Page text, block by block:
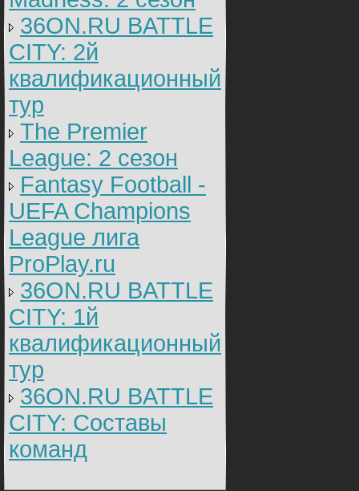
36ON.RU BATTLE
CITY: 2й
квалификационный
тур
The Premier
League: 2 cезон
Fantasy Football -
UEFA Champions
League лига
ProPlay.ru
36ON.RU BATTLE
CITY: 1й
квалификационный
тур
36ON.RU BATTLE
CITY: Составы
команд